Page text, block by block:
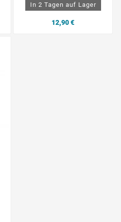
In 2 Tagen auf Lager
12,90 €